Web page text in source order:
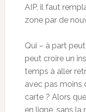
AIP, il faut
zone par de
Qui – à part
peut croire un
temps à aller
avec pas moins
carte ? Alors
en ligne, sans la